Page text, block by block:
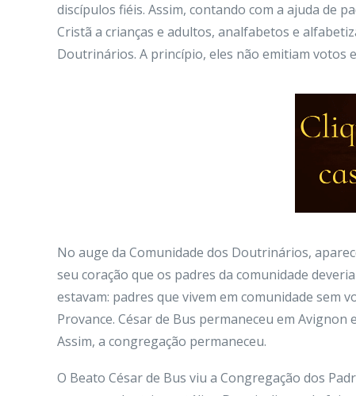
discípulos fiéis. Assim, contando com a ajuda de
Cristã a crianças e adultos, analfabetos e
Doutrinários. A princípio, eles não emitiam votos
No auge da Comunidade dos Doutrinários,
seu coração que os padres da comunidade
estavam: padres que vivem em comunidade sem
Provance. César de Bus permaneceu em
Assim, a congregação permaneceu.
O Beato César de Bus viu a Congregação dos